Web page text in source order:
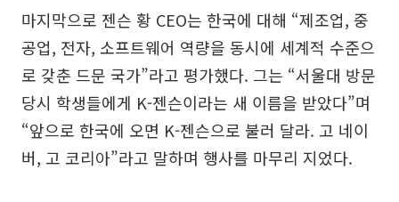
마지막으로 젠슨 황 CEO는 한국에 대해 “제조업, 중
공업, 전자, 소프트웨어 역량을 동시에 세계적 수준으
로 갖춘 드문 국가”라고 평가했다. 그는 “서울대 방문
당시 학생들에게 K-젠슨이라는 새 이름을 받았다”며
“앞으로 한국에 오면 K-젠슨으로 불러 달라. 고 네이
버, 고 코리아”라고 말하며 행사를 마무리 지었다.